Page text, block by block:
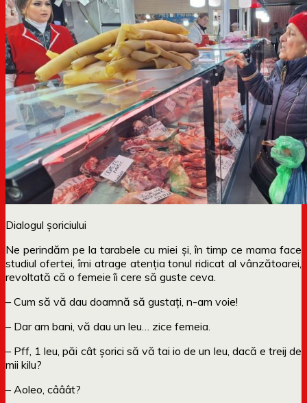
Dialogul șoriciului
Ne perindăm pe la tarabele cu miei și, în timp ce mama face
studiul ofertei, îmi atrage atenția tonul ridicat al vânzătoarei,
revoltată că o femeie îi cere să guste ceva.
– Cum să vă dau doamnă să gustați, n-am voie!
– Dar am bani, vă dau un leu… zice femeia.
– Pff, 1 leu, păi cât șorici să vă tai io de un leu, dacă e treij de
mii kilu?
– Aoleo, cââât?